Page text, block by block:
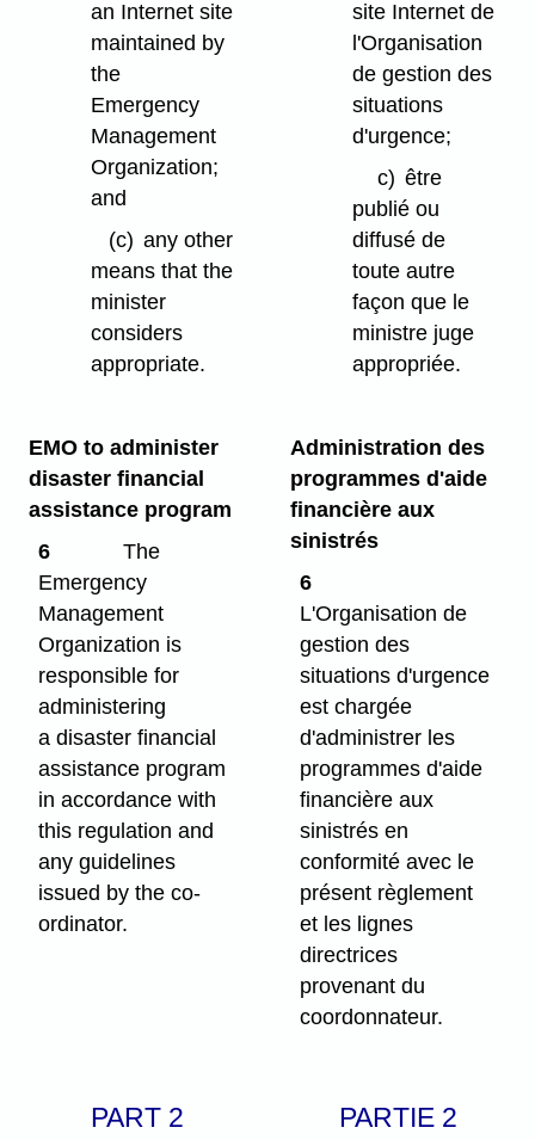
an Internet site
maintained by
the
Emergency
Management
Organization;
and
(c) any other
means that the
minister
considers
appropriate.
site Internet de
l'Organisation
de gestion des
situations
d'urgence;
c) être
publié ou
diffusé de
toute autre
façon que le
ministre juge
appropriée.
EMO to administer
disaster financial
assistance program
6
The
Emergency
Management
Organization is
responsible for
administering
a disaster financial
assistance program
in accordance with
this regulation and
any guidelines
issued by the co-
ordinator.
Administration des
programmes d'aide
financière aux
sinistrés
6
L'Organisation de
gestion des
situations d'urgence
est chargée
d'administrer les
programmes d'aide
financière aux
sinistrés en
conformité avec le
présent règlement
et les lignes
directrices
provenant du
coordonnateur.
PART 2
PARTIE 2